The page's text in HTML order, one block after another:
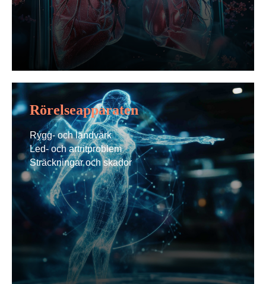
Rörelseapparaten
Rygg- och ländvärk
Led- och artritproblem
Sträckningar och skador